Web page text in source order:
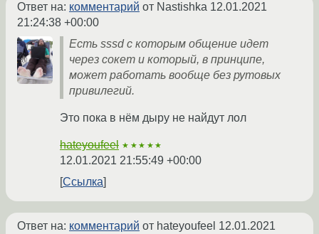
Ответ на: комментарий от Nastishka 12.01.2021
21:24:38 +00:00
Есть sssd с которым общение идет
через сокет и который, в принципе,
может работать вообще без рутовых
привилегий.
Это пока в нём дыру не найдут лол
hateyoufeel ★★★★★
12.01.2021 21:55:49 +00:00
Ссылка
Ответ на: комментарий от hateyoufeel 12.01.2021